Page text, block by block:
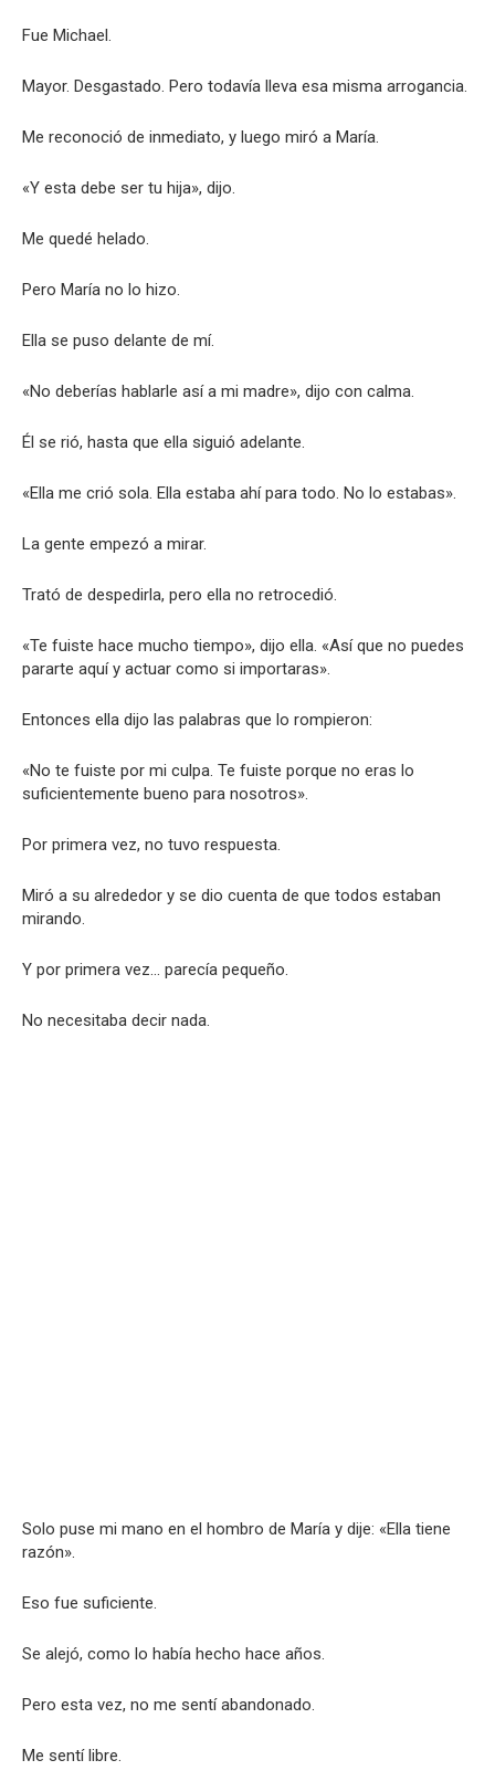
Fue Michael.
Mayor. Desgastado. Pero todavía lleva esa misma arrogancia.
Me reconoció de inmediato, y luego miró a María.
«Y esta debe ser tu hija», dijo.
Me quedé helado.
Pero María no lo hizo.
Ella se puso delante de mí.
«No deberías hablarle así a mi madre», dijo con calma.
Él se rió, hasta que ella siguió adelante.
«Ella me crió sola. Ella estaba ahí para todo. No lo estabas».
La gente empezó a mirar.
Trató de despedirla, pero ella no retrocedió.
«Te fuiste hace mucho tiempo», dijo ella. «Así que no puedes
pararte aquí y actuar como si importaras».
Entonces ella dijo las palabras que lo rompieron:
«No te fuiste por mi culpa. Te fuiste porque no eras lo
suficientemente bueno para nosotros».
Por primera vez, no tuvo respuesta.
Miró a su alrededor y se dio cuenta de que todos estaban
mirando.
Y por primera vez… parecía pequeño.
No necesitaba decir nada.
Solo puse mi mano en el hombro de María y dije: «Ella tiene
razón».
Eso fue suficiente.
Se alejó, como lo había hecho hace años.
Pero esta vez, no me sentí abandonado.
Me sentí libre.